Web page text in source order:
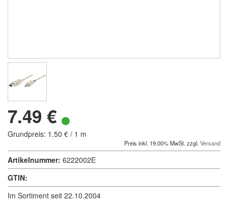
7.49 €
Grundpreis: 1.50 € / 1 m
Preis inkl. 19.00% MwSt. zzgl. Versand
Artikelnummer: 6222002E
GTIN:
Im Sortiment seit 22.10.2004